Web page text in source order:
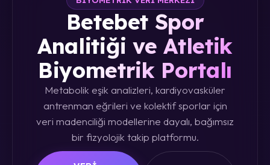
Betebet Spor
Analitiği ve Atletik
Biyometrik Portalı
Metabolik eşik analizleri, kardiyovasküler
antrenman eğrileri ve kolektif sporlar için
veri madenciliği modellerine dayalı, bağımsız
bir fizyolojik takip platformu.